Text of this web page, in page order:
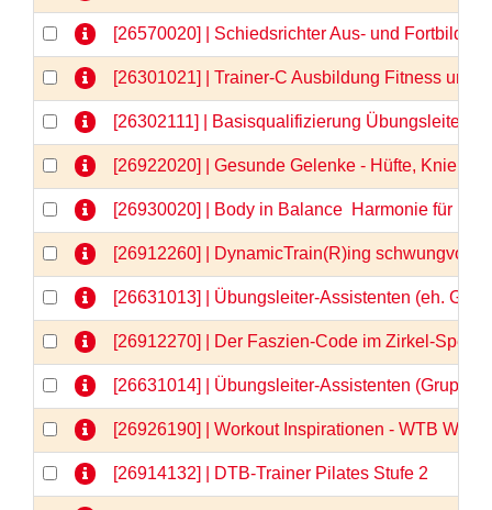
[26570020] | Schiedsrichter Aus- und
[26301021] | Trainer-C Ausbildung Fitness und
[26302111] | Basisqualifizierung Übungsleiter-
[26922020] | Gesunde Gelenke - Hüfte, Knie &
[26930020] | Body in Balance  Harmonie für
[26912260] | DynamicTrain(R)ing
[26631013] | Übungsleiter-Assistenten (eh.
[26912270] | Der Faszien-Code im Zirkel-
[26631014] | Übungsleiter-Assistenten
[26926190] | Workout Inspirationen - WTB
[26914132] | DTB-Trainer Pilates Stufe 2